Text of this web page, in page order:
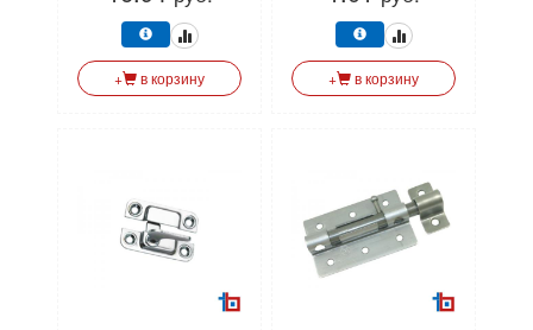
матовый белый (УЗК)
+ в корзину + в корзину